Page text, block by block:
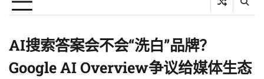
AI搜索答案会不会“洗白”品牌？
Google AI Overview争议给媒体生态